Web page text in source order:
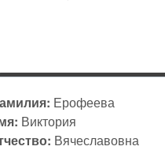
Ерофеева
Виктория
Вячеславовна